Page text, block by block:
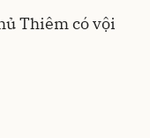
Thiêm có vội